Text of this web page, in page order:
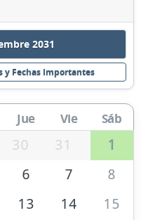
2031
y Fechas Importantes
Jue Vie Sáb
30 31
1
6 7
8
13 14
15